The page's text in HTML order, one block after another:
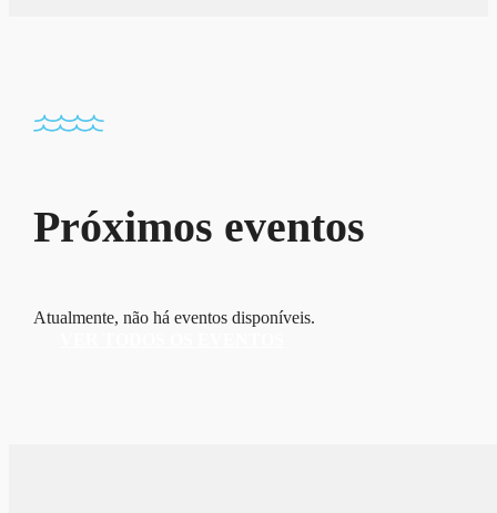
Próximos eventos
Atualmente, não há eventos disponíveis.